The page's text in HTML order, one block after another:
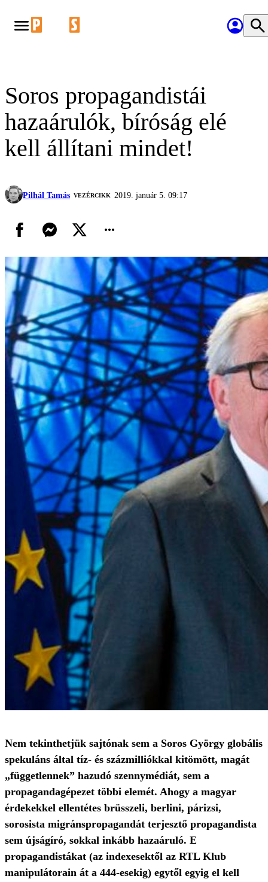
Soros propagandistái
hazaárulók, bíróság elé
kell állítani mindet!
Pilhál Tamás VEZÉRCIKK 2019. január 5. 09:17
Nem tekinthetjük sajtónak sem a Soros György globális
spekuláns által tíz- és százmilliókkal kitömött, magát
„függetlennek” hazudó szennymédiát, sem a
propagandagépezet többi elemét. Ahogy a magyar
érdekekkel ellentétes brüsszeli, berlini, párizsi,
sorosista migránspropagandát terjesztő propagandista
sem újságíró, sokkal inkább hazaáruló. E
propagandistákat (az indexesektől az RTL Klub
manipulátorain át a 444-esekig) egytől egyig el kell